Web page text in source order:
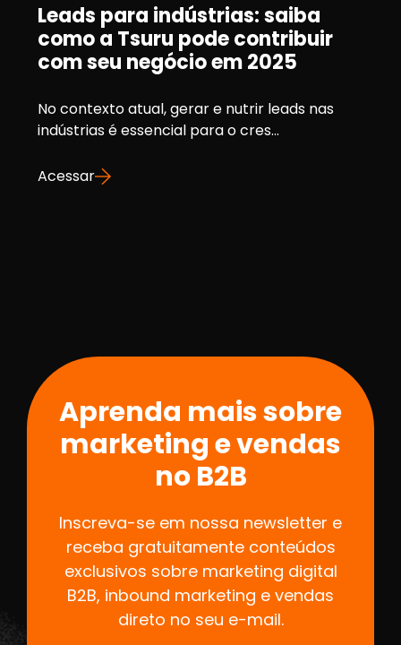
Leads para indústrias: saiba
como a Tsuru pode contribuir
com seu negócio em 2025
No contexto atual, gerar e nutrir leads nas
indústrias é essencial para o cres...
Acessar
Aprenda mais sobre
marketing e vendas
no B2B
Inscreva-se em nossa newsletter e
receba gratuitamente conteúdos
exclusivos sobre marketing digital
B2B, inbound marketing e vendas
direto no seu e-mail.